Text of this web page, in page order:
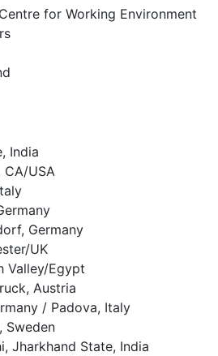
for Working Environment
India
CA/USA
Germany
UK
Valley/Egypt
Austria
/ Padova, Italy
Sweden
Jharkhand State, India